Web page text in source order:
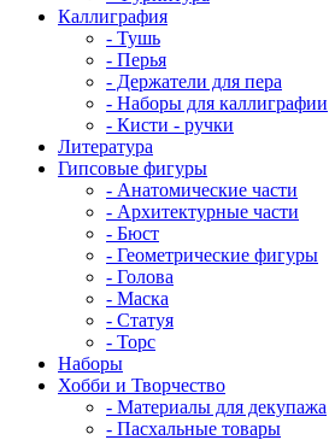
Каллиграфия
- Тушь
- Перья
- Держатели для пера
- Наборы для каллиграфии
- Кисти - ручки
Литература
Гипсовые фигуры
- Анатомические части
- Архитектурные части
- Бюст
- Геометрические фигуры
- Голова
- Маска
- Статуя
- Торс
Наборы
Хобби и Творчество
- Материалы для декупажа
- Пасхальные товары